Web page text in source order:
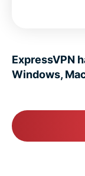
ExpressVPN
Windows,